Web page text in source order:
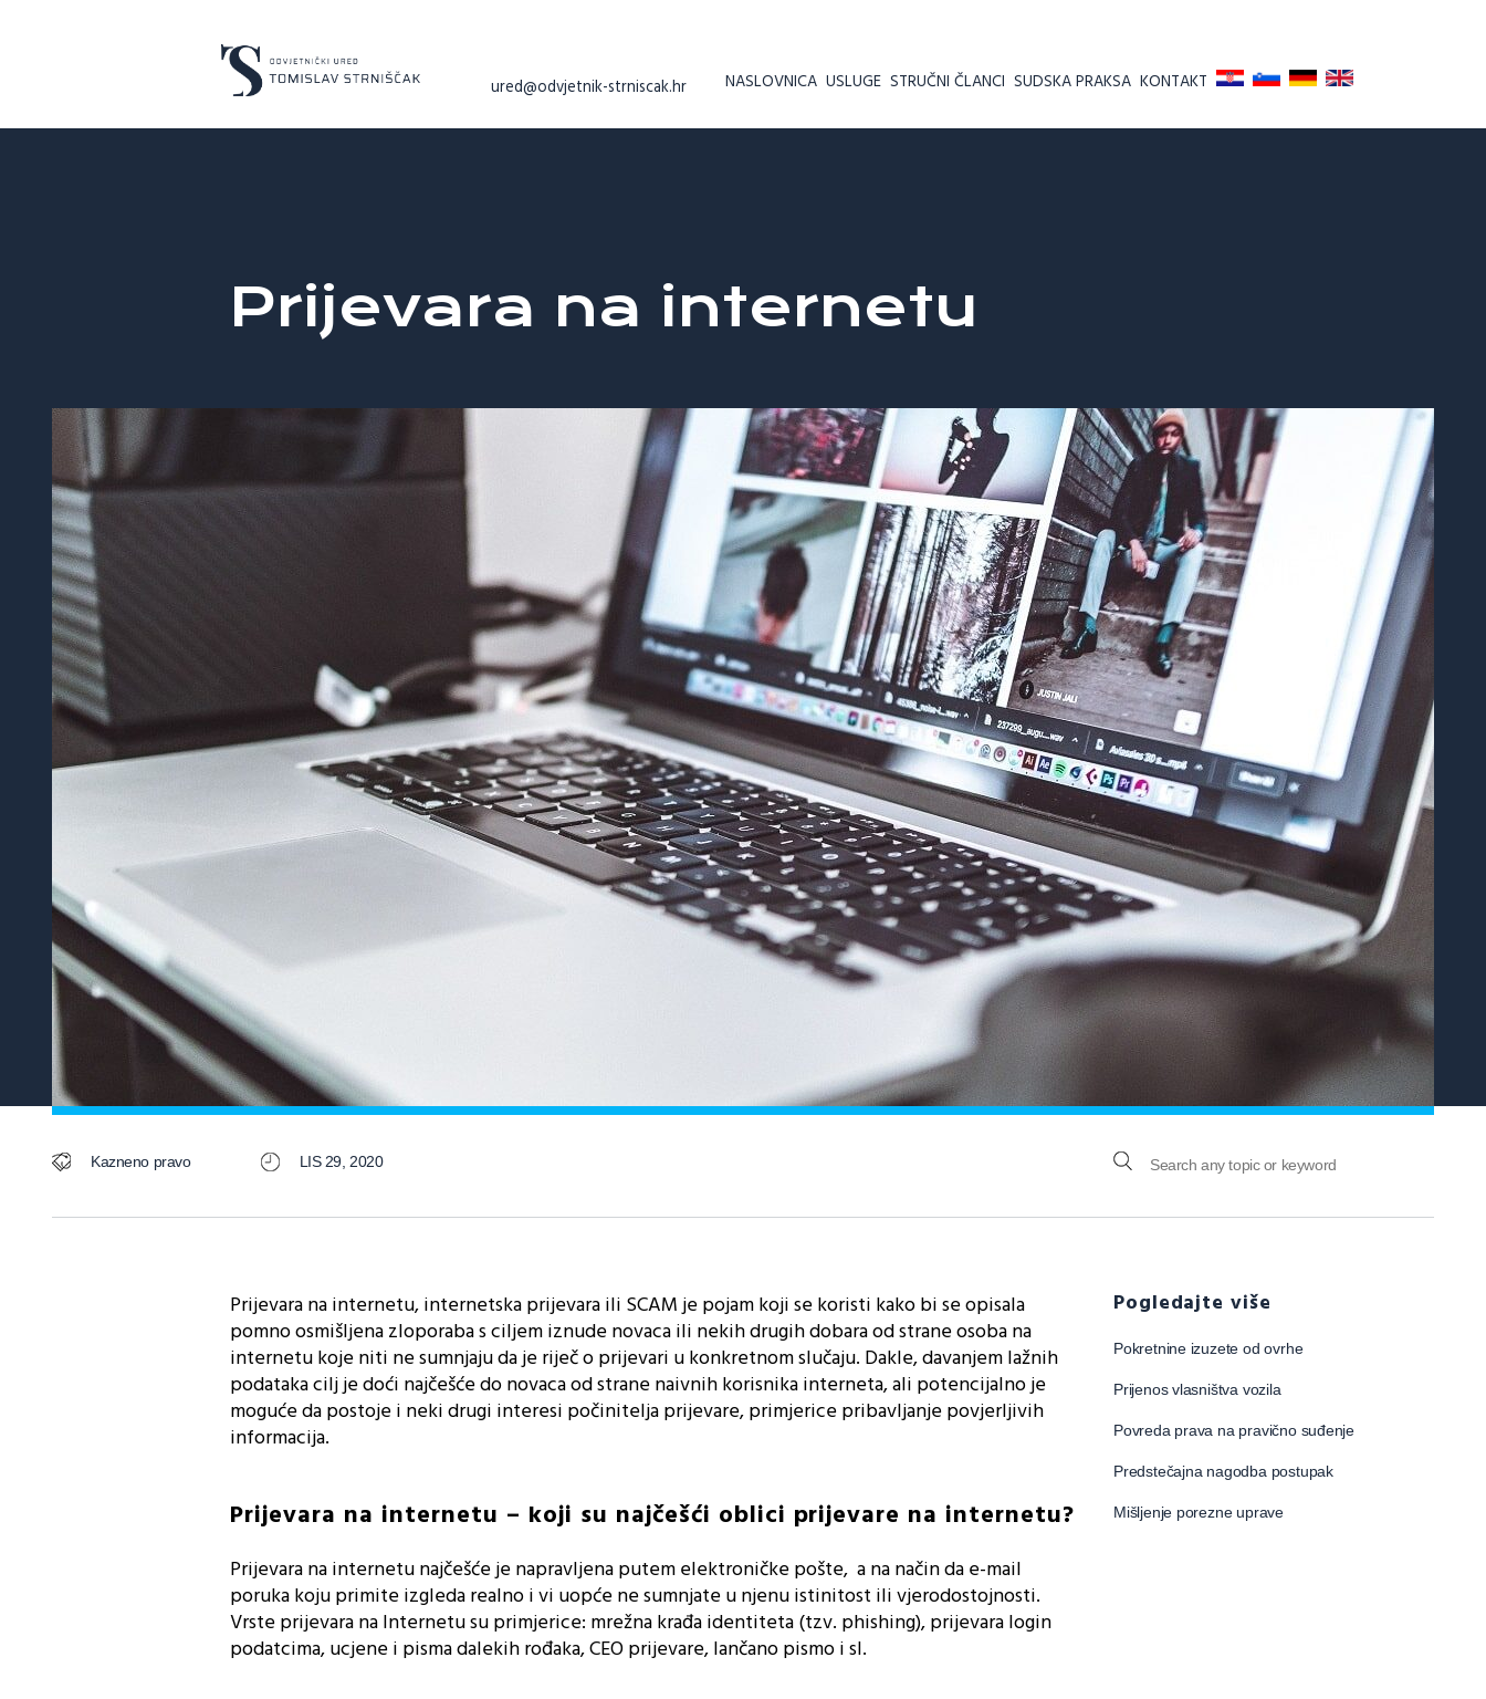
NASLOVNICA USLUGE STRUČNI ČLANCI SUDSKA PRAKSA KONTAKT
ured@odvjetnik-strniscak.hr
Prijevara na internetu
Kazneno pravo LIS 29, 2020
Prijevara na internetu, internetska prijevara ili SCAM je pojam koji se koristi kako bi se opisala
pomno osmišljena zloporaba s ciljem iznude novaca ili nekih drugih dobara od strane osoba na
internetu koje niti ne sumnjaju da je riječ o prijevari u konkretnom slučaju. Dakle, davanjem lažnih
podataka cilj je doći najčešće do novaca od strane naivnih korisnika interneta, ali potencijalno je
moguće da postoje i neki drugi interesi počinitelja prijevare, primjerice pribavljanje povjerljivih
informacija.
Prijevara na internetu – koji su najčešći oblici prijevare na internetu?
Prijevara na internetu najčešće je napravljena putem elektroničke pošte, a na način da e-mail
poruka koju primite izgleda realno i vi uopće ne sumnjate u njenu istinitost ili vjerodostojnosti.
Vrste prijevara na Internetu su primjerice: mrežna krađa identiteta (tzv. phishing), prijevara login
podatcima, ucjene i pisma dalekih rođaka, CEO prijevare, lančano pismo i sl.
Pogledajte više
Pokretnine izuzete od ovrhe
Prijenos vlasništva vozila
Povreda prava na pravično suđenje
Predstečajna nagodba postupak
Mišljenje porezne uprave